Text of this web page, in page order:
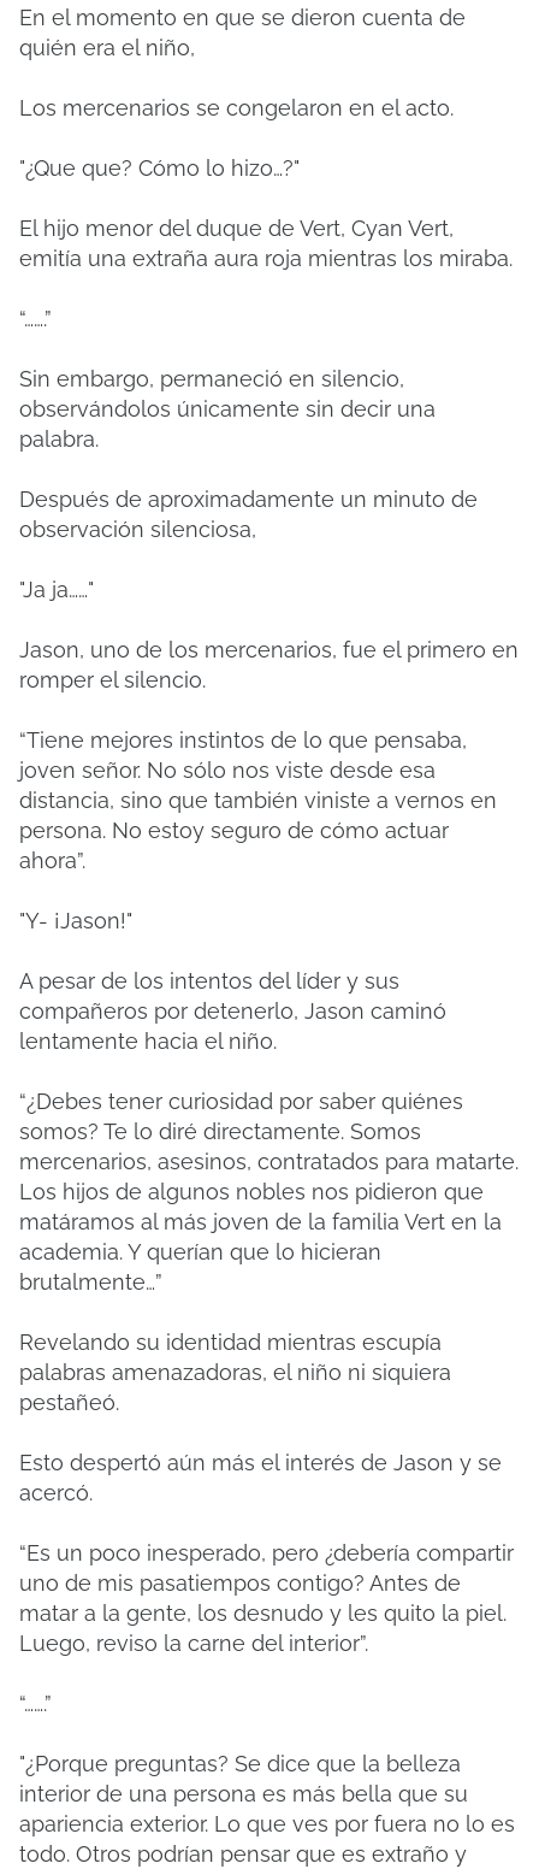
En el momento en que se dieron cuenta de
quién era el niño,
Los mercenarios se congelaron en el acto.
"¿Que que? Cómo lo hizo…?"
El hijo menor del duque de Vert, Cyan Vert,
emitía una extraña aura roja mientras los miraba.
“…….”
Sin embargo, permaneció en silencio,
observándolos únicamente sin decir una
palabra.
Después de aproximadamente un minuto de
observación silenciosa,
"Ja ja……"
Jason, uno de los mercenarios, fue el primero en
romper el silencio.
“Tiene mejores instintos de lo que pensaba,
joven señor. No sólo nos viste desde esa
distancia, sino que también viniste a vernos en
persona. No estoy seguro de cómo actuar
ahora”.
"Y- ¡Jason!"
A pesar de los intentos del líder y sus
compañeros por detenerlo, Jason caminó
lentamente hacia el niño.
“¿Debes tener curiosidad por saber quiénes
somos? Te lo diré directamente. Somos
mercenarios, asesinos, contratados para matarte.
Los hijos de algunos nobles nos pidieron que
matáramos al más joven de la familia Vert en la
academia. Y querían que lo hicieran
brutalmente…”
Revelando su identidad mientras escupía
palabras amenazadoras, el niño ni siquiera
pestañeó.
Esto despertó aún más el interés de Jason y se
acercó.
“Es un poco inesperado, pero ¿debería compartir
uno de mis pasatiempos contigo? Antes de
matar a la gente, los desnudo y les quito la piel.
Luego, reviso la carne del interior”.
“…….”
"¿Porque preguntas? Se dice que la belleza
interior de una persona es más bella que su
apariencia exterior. Lo que ves por fuera no lo es
todo. Otros podrían pensar que es extraño y